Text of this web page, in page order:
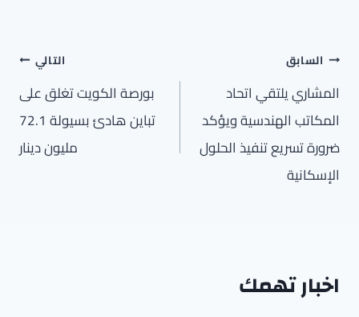
تصفّح
المقالات
السابق
المشاري يلتقي اتحاد
المكاتب الهندسية ويؤكد
ضرورة تسريع تنفيذ الحلول
الإسكانية
التالي
بورصة الكويت تغلق على
تباين هادئ بسيولة 72.1
مليون دينار
اخبار تهمك